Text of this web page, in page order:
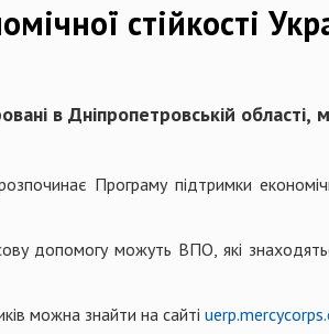
стійкості
в Дніпропетровській
Програму підтримки
допомогу можуть ВПО, які
можна знайти на сайті